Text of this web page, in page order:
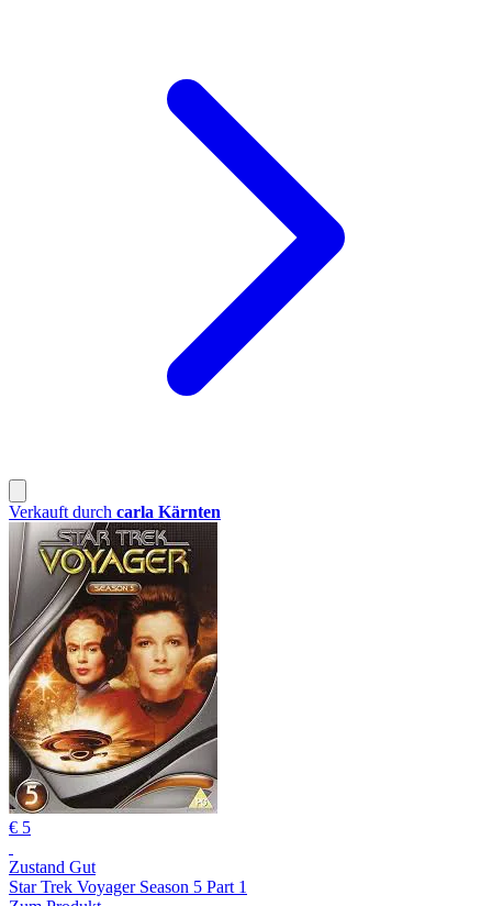
Verkauft durch carla Kärnten
€ 5
Zustand Gut
Star Trek Voyager Season 5 Part 1